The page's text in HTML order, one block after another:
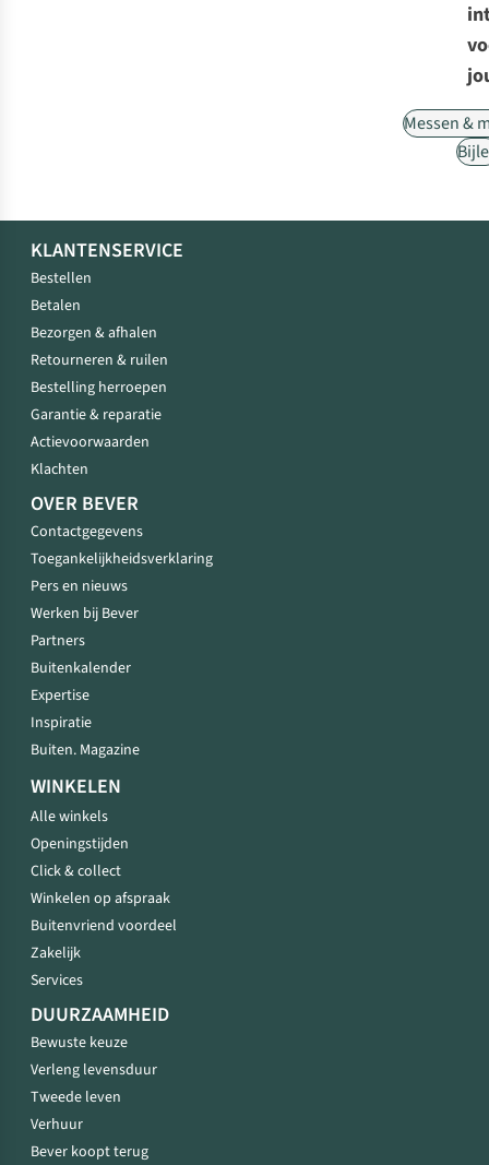
Messen &
KLANTENSERVICE
Bestellen
Betalen
Bezorgen & afhalen
Retourneren & ruilen
Bestelling herroepen
Garantie & reparatie
Actievoorwaarden
Klachten
OVER BEVER
Contactgegevens
Toegankelijkheidsverklaring
Pers en nieuws
Werken bij Bever
Partners
Buitenkalender
Expertise
Inspiratie
Buiten. Magazine
WINKELEN
Alle winkels
Openingstijden
Click & collect
Winkelen op afspraak
Buitenvriend voordeel
Zakelijk
Services
DUURZAAMHEID
Bewuste keuze
Verleng levensduur
Tweede leven
Verhuur
Bever koopt terug